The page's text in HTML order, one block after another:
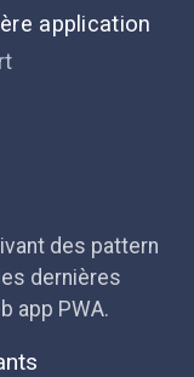
application
des pattern
dernières
app PWA.